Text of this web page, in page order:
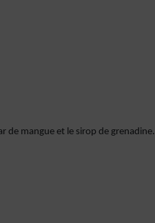
de mangue et le sirop de grenadine.